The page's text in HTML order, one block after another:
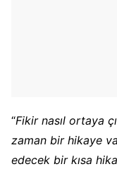
“Fikir nasıl ortaya
zaman bir hikaye
edecek bir kısa